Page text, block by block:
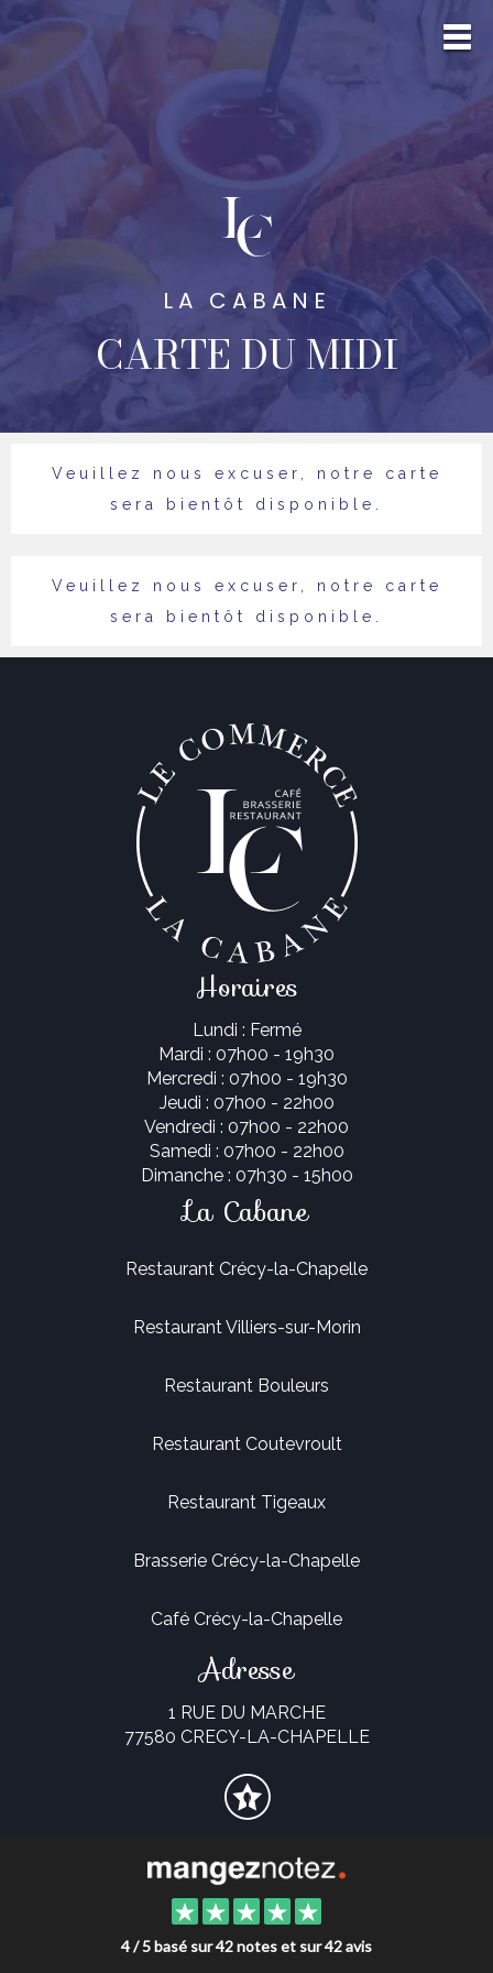
LA CABANE
CARTE DU MIDI
Veuillez nous excuser, notre carte
sera bientôt disponible.
Veuillez nous excuser, notre carte
sera bientôt disponible.
Horaires
Lundi : Fermé
Mardi : 07h00 - 19h30
Mercredi : 07h00 - 19h30
Jeudi : 07h00 - 22h00
Vendredi : 07h00 - 22h00
Samedi : 07h00 - 22h00
Dimanche : 07h30 - 15h00
La Cabane
Restaurant Crécy-la-Chapelle
Restaurant Villiers-sur-Morin
Restaurant Bouleurs
Restaurant Coutevroult
Restaurant Tigeaux
Brasserie Crécy-la-Chapelle
Café Crécy-la-Chapelle
Adresse
1 RUE DU MARCHE
77580 CRECY-LA-CHAPELLE
4 / 5 basé sur 42 notes et sur 42 avis